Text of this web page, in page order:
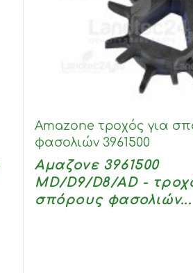
Amazone τροχός για
φασολιών 3961500
Αμαζονε 3961500
MD/D9/D8/AD -
σπόρους φασολιών...